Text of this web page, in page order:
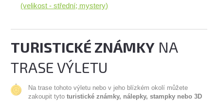
(velikost - střední; mystery)
TURISTICKÉ ZNÁMKY NA
TRASE VÝLETU
Na trase tohoto výletu nebo v jeho blízkém okolí můžete
zakoupit tytoturistické známky, nálepky, stampky nebo 3D